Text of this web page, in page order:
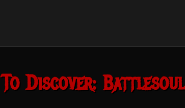
To Discover: Battlesoul